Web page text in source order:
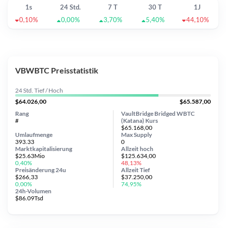
1s 24 Std. 7 T 30 T
1J
0,10%
0,00% 3,70% 5,40% 44,10%
VBWBTC Preisstatistik
24 Std. Tief / Hoch
$64.026,00
$65.587,00
VaultBridge Bridged WBTC
(Katana) Kurs
$65.168,00
Umlaufmenge
393.33
Preisänderung 24u
$266,33
0,00%
Max Supply
0
Marktkapitalisierung
$25.63Mio
0,40%
24h-Volumen
$86.09Tsd
Rang
#
Allzeithoch
$125.634,00
48,13%
AllzeitTief
$37.250,00
74,95%